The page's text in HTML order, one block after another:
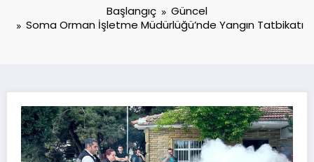
Başlangıç
Güncel
Soma Orman İşletme Müdürlüğü’nde Yangın Tatbikatı